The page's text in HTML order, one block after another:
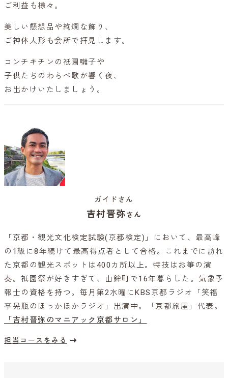
ご利益も様々。
美しい懸想品や絢爛な飾り、
ご神体人形も会所で拝見します。
コンチキチンの祇園囃子や
子供たちのわらべ歌が響く夜、
お出かけいたしましょう。
ガイドさん
吉村晋弥さん
「京都・観光文化検定試験(京都検定)」において、最高峰
の1級に8年続けて最高得点者として合格。これまでに訪れ
た京都の観光スポットは400カ所以上。特技はお箏の演
奏。祇園祭が好きすぎて、山鉾町で16年暮らした。気象予
報士の資格を持つ。毎月第2水曜にKBS京都ラジオ「笑福
亭晃瓶のほっかほかラジオ」出演中。「京都旅屋」代表。
「吉村晋弥のマニアック京都サロン」
担当コースをみる